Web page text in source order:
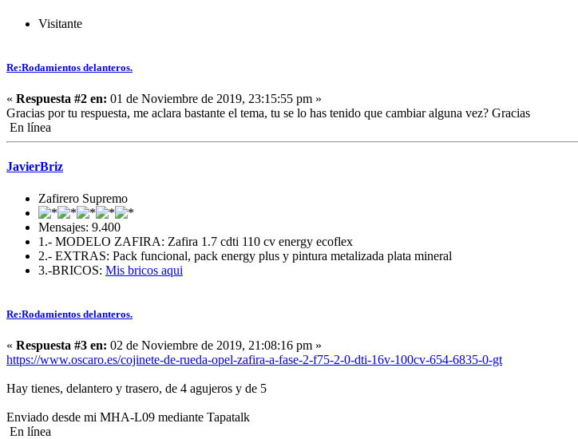
Visitante
Re:Rodamientos delanteros.
« Respuesta #2 en: 01 de Noviembre de 2019, 23:15:55 pm »
Gracias por tu respuesta, me aclara bastante el tema, tu se lo has tenido que cambiar alguna vez? Gracias
En línea
JavierBriz
Zafirero Supremo
Mensajes: 9.400
1.- MODELO ZAFIRA: Zafira 1.7 cdti 110 cv energy ecoflex
2.- EXTRAS: Pack funcional, pack energy plus y pintura metalizada plata mineral
3.-BRICOS: Mis bricos aqui
Re:Rodamientos delanteros.
« Respuesta #3 en: 02 de Noviembre de 2019, 21:08:16 pm »
https://www.oscaro.es/cojinete-de-rueda-opel-zafira-a-fase-2-f75-2-0-dti-16v-100cv-654-6835-0-gt
Hay tienes, delantero y trasero, de 4 agujeros y de 5
Enviado desde mi MHA-L09 mediante Tapatalk
En línea